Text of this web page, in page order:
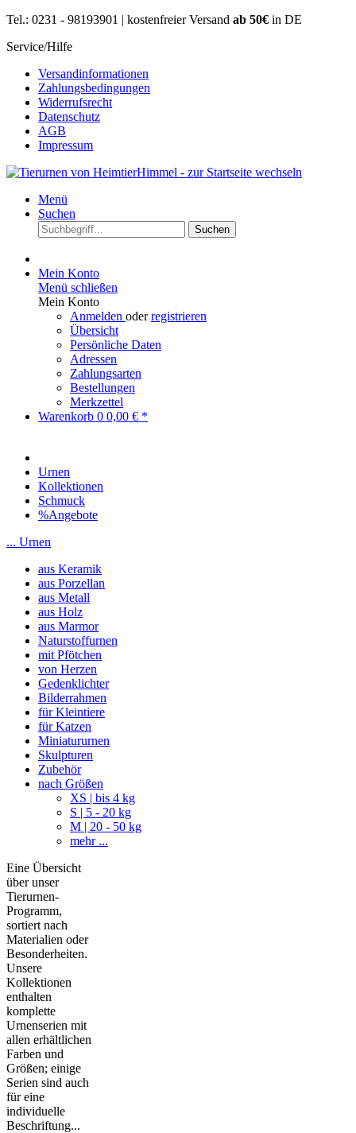
Tel.: 0231 - 98193901 | kostenfreier Versand ab 50€ in DE
Service/Hilfe
Versandinformationen
Zahlungsbedingungen
Widerrufsrecht
Datenschutz
AGB
Impressum
Menü
Suchen
Suchen
Mein Konto
Menü schließen
Mein Konto
Anmelden oderregistrieren
Übersicht
Persönliche Daten
Adressen
Zahlungsarten
Bestellungen
Merkzettel
Warenkorb 0 0,00 € *
Urnen
Kollektionen
Schmuck
%Angebote
... Urnen
aus Keramik
aus Porzellan
aus Metall
aus Holz
aus Marmor
Naturstoffurnen
mit Pfötchen
von Herzen
Gedenklichter
Bilderrahmen
für Kleintiere
für Katzen
Miniatururnen
Skulpturen
Zubehör
nach Größen
XS | bis 4 kg
S | 5 - 20 kg
M | 20 - 50 kg
mehr ...
Eine Übersicht
über unser
Tierurnen-
Programm,
sortiert nach
Materialien oder
Besonderheiten.
Unsere
Kollektionen
enthalten
komplette
Urnenserien mit
allen erhältlichen
Farben und
Größen; einige
Serien sind auch
für eine
individuelle
Beschriftung...